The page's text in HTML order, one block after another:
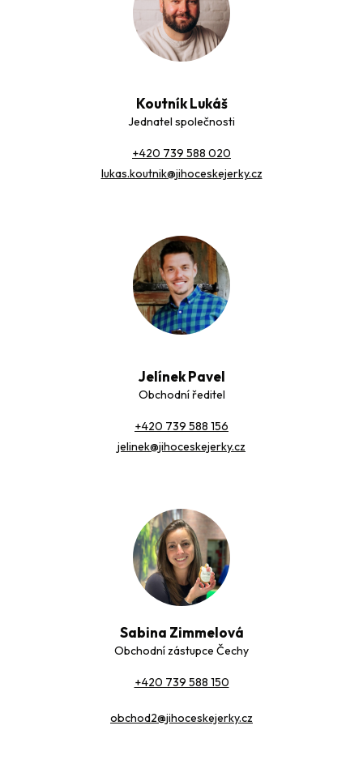
Koutník Lukáš
Jednatel společnosti
+420 739 588 020
lukas.koutnik@jihoceskejerky.cz
Jelínek Pavel
Obchodní ředitel
+420 739 588 156
jelinek@jihoceskejerky.cz
Sabina Zimmelová
Obchodní zástupce Čechy
+420 739 588 150
obchod2@jihoceskejerky.cz